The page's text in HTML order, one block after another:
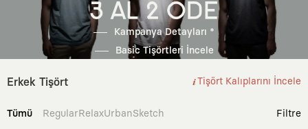
3 AL 2 ÖDE
Kampanya Detayları *
Basic Tişörtleri İncele
Erkek Tişört Tişört Kalıplarını İncele
Tümü RegularRelaxUrbanSketch Filtre